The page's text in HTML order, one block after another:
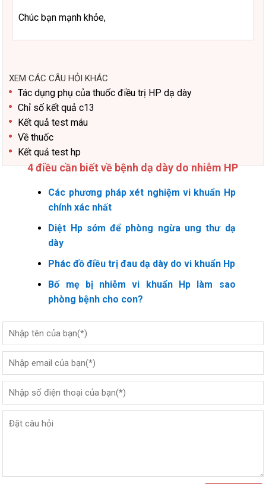
Chúc bạn mạnh khỏe,
XEM CÁC CÂU HỎI KHÁC
Tác dụng phụ của thuốc điều trị HP dạ dày
Chỉ số kết quả c13
Kết quả test máu
Về thuốc
Kết quả test hp
4 điều cần biết về bệnh dạ dày do nhiễm HP
Các phương pháp xét nghiệm vi khuẩn Hp
chính xác nhất
Diệt Hp sớm để phòng ngừa ung thư dạ
dày
Phác đồ điều trị đau dạ dày do vi khuẩn Hp
Bố mẹ bị nhiễm vi khuẩn Hp làm sao
phòng bệnh cho con?